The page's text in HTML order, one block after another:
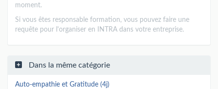
moment.
Si vous êtes responsable formation, vous pouvez faire une
requête pour l'organiser en INTRA dans votre entreprise.
Dans la même catégorie
Auto-empathie et Gratitude (4j)